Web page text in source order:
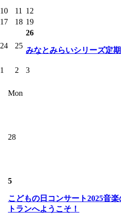
10 11
12
17 18 19
24 25
26
みなとみらいシリーズ定
1 2
3
Mon
28
5
こどもの日コンサート2025音楽
トランへようこそ！